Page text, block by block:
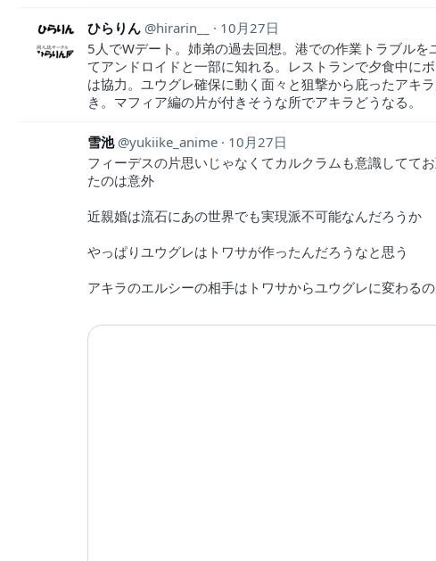
ひらりん hirarin__
10月27日
5人でWデート。姉弟の過去回想。港での作業トラブルを
てアンドロイドと一部に知れる。レストランで夕食中に
は協力。ユウグレ確保に動く面々と狙撃から庇ったアキ
き。マフィア編の片が付きそうな所でアキラどうなる。
雪池 yukiike_anime
10月27日
フィーデスの片思いじゃなくてカルクラムも意識してて
たのは意外
近親婚は流石にあの世界でも実現派不可能なんだろうか
やっぱりユウグレはトワサが作ったんだろうなと思う
アキラのエルシーの相手はトワサからユウグレに変わる